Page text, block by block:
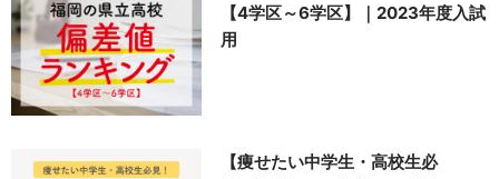
【4学区～6学区】｜2023年度入試
用
【痩せたい中学生・高校生必